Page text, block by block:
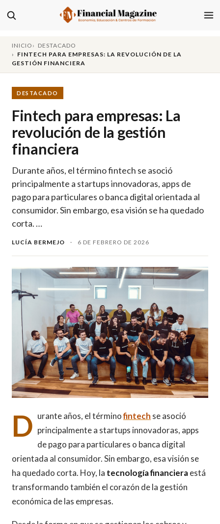
INICIO
DESTACADO
FINTECH PARA EMPRESAS: LA REVOLUCIÓN DE LA
GESTIÓN FINANCIERA
DESTACADO
Fintech para empresas: La
revolución de la gestión
financiera
Durante años, el término fintech se asoció
principalmente a startups innovadoras, apps de
pago para particulares o banca digital orientada al
consumidor. Sin embargo, esa visión se ha quedado
corta. …
LUCÍA BERMEJO · 6 DE FEBRERO DE 2026
D urante años, el términofintech se asoció
principalmente a startups innovadoras, apps
de pago para particulares o banca digital
orientada al consumidor. Sin embargo, esa visión se
ha quedado corta. Hoy, la tecnología financieraestá
transformando también el corazón de la gestión
económica de las empresas.